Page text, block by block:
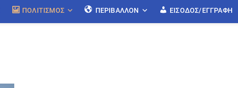
ΠΟΛΙΤΙΣΜΌΣ ΠΕΡΙΒΆΛΛΟΝ ΕΊΣΟΔΟΣ/ΕΓΓΡΑΦΉ